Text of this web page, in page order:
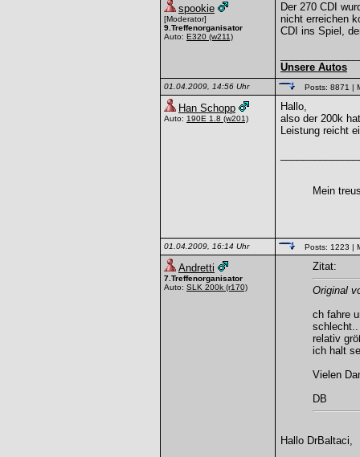
spookie
[Moderator]
9.Treffenorganisator
Auto: E320 (w211)
Der 270 CDI
nicht erreichen
CDI ins Spiel,
Unsere Autos
01.04.2009, 14:56 Uhr Posts: 8871 |
Han Schopp
Auto: 190E 1.8 (w201)
Hallo,
also der 200k
Leistung reicht
Mein
01.04.2009, 16:14 Uhr Posts: 1223 |
Andretti
7.Treffenorganisator
Auto: SLK 200k (r170)
Zitat:
Original
ch fahre
relativ
ich halt
Vielen
DB
Hallo DrBaltaci,